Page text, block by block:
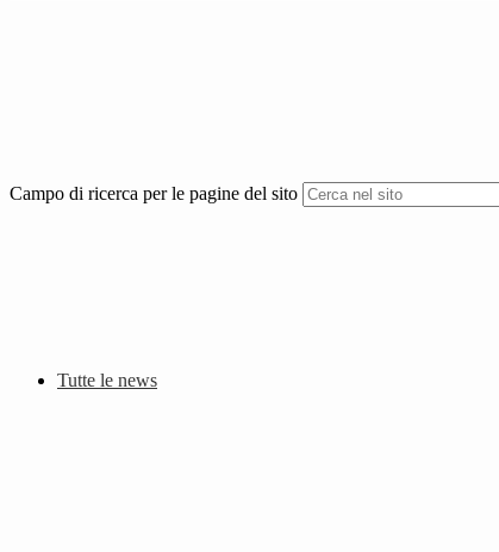
Campo di ricerca per le pagine del sito
Tutte le news